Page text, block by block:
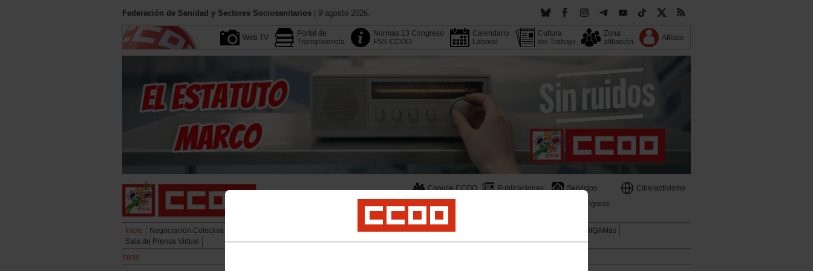
Federación de Sanidad y Sectores Sociosanitarios | 9 agosto 2026.
Web TV
Portal de
Transparencia
Normas 13 Congreso
FSS-CCOO
Calendario
Laboral
Cultura
del Trabajo
Zona
afiliación
Afiliate
Conoce CCOO Publicaciones Servicios
Ciberactivismo
13 Congreso
Inicio Negociación Colectiva Profesionales Salud Laboral
LGTBIQAMás
Sala de Prensa Virtual
Inicio